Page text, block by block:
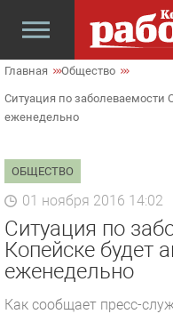
Главная Общество
Ситуация по заболеваемости
еженедельно
ОБЩЕСТВО
01 ноября 2016 14:02
Ситуация по
Копейске будет
еженедельно
Как сообщает пресс-